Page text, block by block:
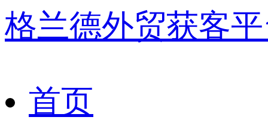
格兰德外贸获客
首页